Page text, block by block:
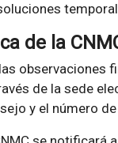
de la
observaciones
de la sede
y el número